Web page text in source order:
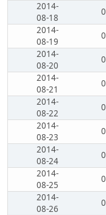
2014-
08-18
0
2014-
08-19
0
2014-
08-20
0
2014-
08-21
0
2014-
08-22
0
2014-
08-23
0
2014-
08-24
0
2014-
08-25
0
2014-
08-26
0